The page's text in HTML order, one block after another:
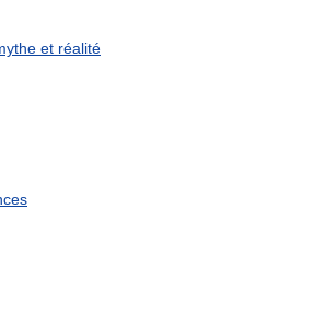
et réalité